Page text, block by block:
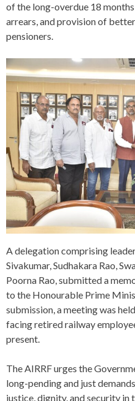
of the long-overdue 18
arrears, and provision of
pensioners.
A delegation comprising
Sivakumar, Sudhakara Rao,
Poorna Rao, submitted a
to the Honourable Prime
submission, a meeting was
facing retired railway
present.
The AIRRF urges the
long-pending and just
justice, dignity, and security in